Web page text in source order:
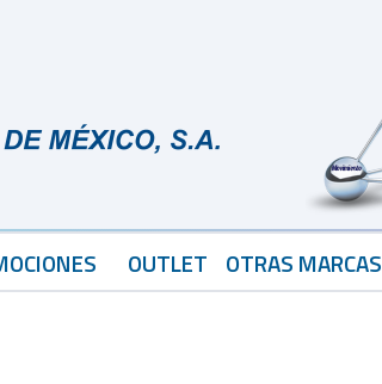
OUTLET OTRAS MARCAS